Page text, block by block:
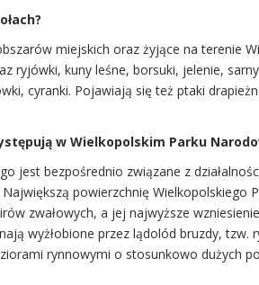
miejskich oraz żyjące na terenie
ryjówki, kuny leśne, borsuki, jelenie,
cyranki. Pojawiają się też ptaki
w Wielkopolskim Parku
jest bezpośrednio związane z
powierzchnię Wielkopolskiego
zwałowych, a jej najwyższe
wyżłobione przez lądolód bruzdy, tzw.
rynnowymi o stosunkowo dużych